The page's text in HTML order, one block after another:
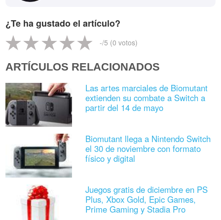
¿Te ha gustado el artículo?
-/5 (0 votos)
ARTÍCULOS RELACIONADOS
Las artes marciales de Biomutant
extienden su combate a Switch a
partir del 14 de mayo
Biomutant llega a Nintendo Switch
el 30 de noviembre con formato
físico y digital
Juegos gratis de diciembre en PS
Plus, Xbox Gold, Epic Games,
Prime Gaming y Stadia Pro